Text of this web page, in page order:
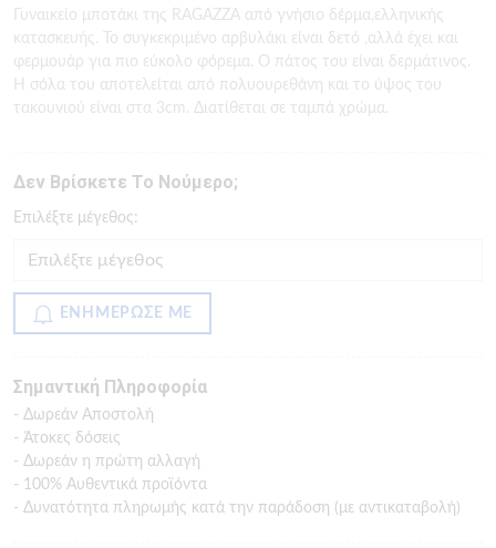
Γυναικείο μποτάκι της RAGAZZA από γνήσιο δέρμα,ελληνικής
κατασκευής. Το συγκεκριμένο αρβυλάκι είναι δετό ,αλλά έχει και
φερμουάρ για πιο εύκολο φόρεμα. Ο πάτος του είναι δερμάτινος.
Η σόλα του αποτελείται από πολυουρεθάνη και το ύψος του
τακουνιού είναι στα 3cm. Διατίθεται σε ταμπά χρώμα.
Δεν Βρίσκετε Το Νούμερο;
Eπιλέξτε μέγεθος:
ΕΝΗΜΕΡΩΣΕ ΜΕ
Σημαντική Πληροφορία
- Δωρεάν Αποστολή
- Άτοκες δόσεις
- Δωρεάν η πρώτη αλλαγή
- 100% Αυθεντικά προϊόντα
- Δυνατότητα πληρωμής κατά την παράδοση (με αντικαταβολή)